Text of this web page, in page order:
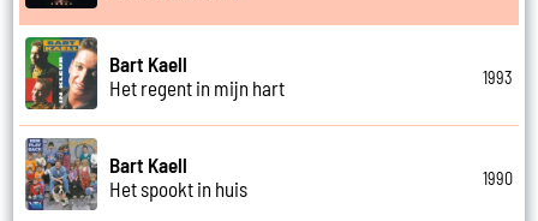
Bart Kaell
Het regent in mijn hart
1993
Bart Kaell
Het spookt in huis
1990